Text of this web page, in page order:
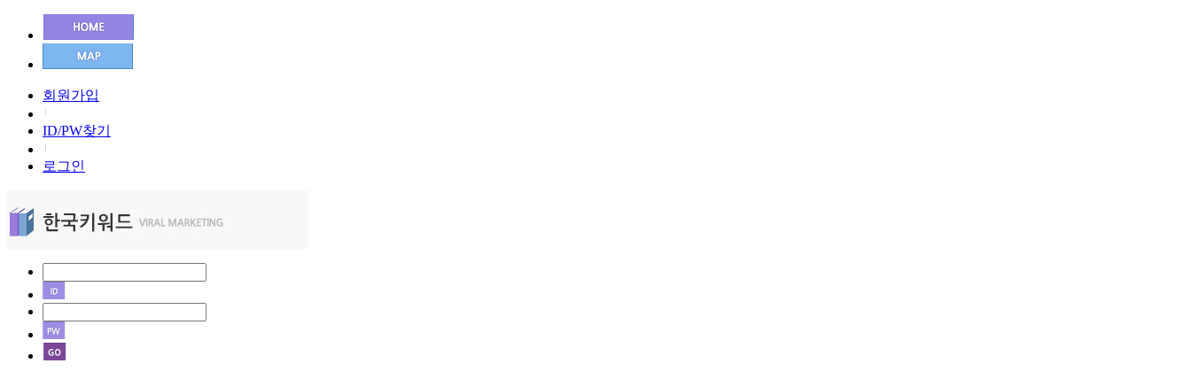
회원가입
ID/PW찾기
로그인